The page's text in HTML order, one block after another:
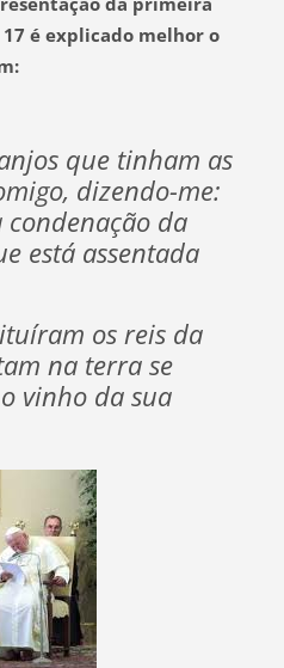
é explicado melhor o
que tinham as
dizendo-me:
condenação da
está assentada
os reis da
na terra se
vinho da sua